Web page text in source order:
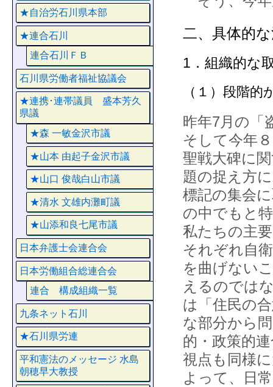
二、具体的
1．組織的な
（１）段階
昨年7月の「
そして今年
聖戦大碑に
題の捉え方
標記の集会
の中でもと
私たちの主
それぞれ自
を曲げない
えるのでは
は「住民の
な部分から
的・政策的
視点も同様
よって、日
★自治労石川県本部
★連合石川
連合石川ＦＢ
石川県労働者福祉協議会
★連携･連帯議員 盛本芳久
県議
★森 一敏金沢市議
★山本 由起子金沢市議
★山口 俊哉白山市議
★清水 文雄内灘町議
★山添和良七尾市議
日本弁護士会連合会
日本労働組合総連合会
連合 構成組織一覧
九条ネット石川
★石川県労連
平和憲法のメッセージ 水島
朝穂早大教授